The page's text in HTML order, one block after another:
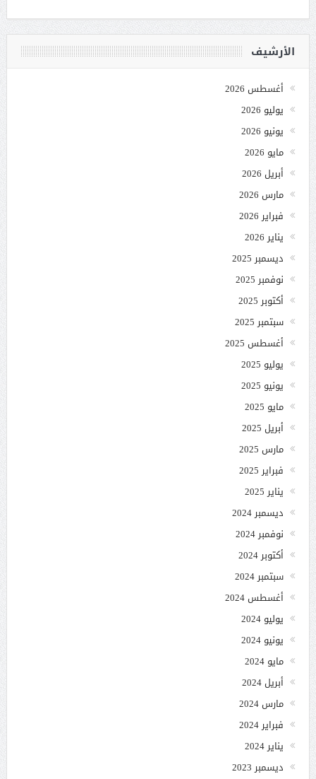
الأرشيف
أغسطس 2026
يوليو 2026
يونيو 2026
مايو 2026
أبريل 2026
مارس 2026
فبراير 2026
يناير 2026
ديسمبر 2025
نوفمبر 2025
أكتوبر 2025
سبتمبر 2025
أغسطس 2025
يوليو 2025
يونيو 2025
مايو 2025
أبريل 2025
مارس 2025
فبراير 2025
يناير 2025
ديسمبر 2024
نوفمبر 2024
أكتوبر 2024
سبتمبر 2024
أغسطس 2024
يوليو 2024
يونيو 2024
مايو 2024
أبريل 2024
مارس 2024
فبراير 2024
يناير 2024
ديسمبر 2023